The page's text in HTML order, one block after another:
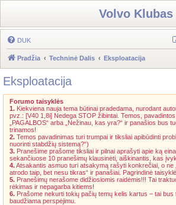
Volvo Klubas
DUK
Pradžia Techninė Dalis Eksploatacija
Eksploatacija
Forumo taisyklės
1. Kiekviena nauja tema būtinai pradedama, nurodant
pvz.: [V40 1,8i] Nedega STOP žibintai. Temos, pavadintos
„PAGALBOS“ arba „Nežinau, kas yra?“ ir panašios bus
trinamos!
2. Temos pavadinimas turi trumpai ir tiksliai apibūdinti
nuorinti stabdžių sistemą?“)
3. Pranešime prašome tiksliai ir pilnai aprašyti apie ką
sekančiuose 10 pranešimų klausinėti, aiškinantis, kas
4.Atsakantis asmuo turi atsakymą rašyti konkrečiai, o ne
atrodo taip, bet nesu tikras“ ir panašiai. Pagrindinė
5. Pranešimų nerašome didžiosiomis raidėmis!!! Tai
rėkimas ir nepagarba kitiems!
6. Prašome nekurti tokių pačių temų kelis kartus – tai
baudžiama perspėjimu.